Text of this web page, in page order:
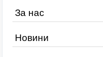
За нас
Новини